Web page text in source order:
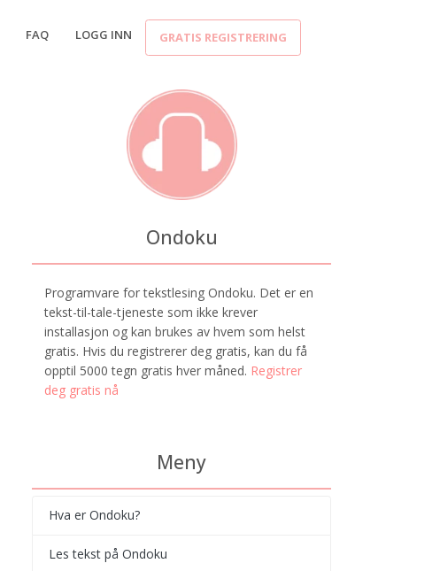
FAQ LOGG INN GRATIS REGISTRERING
Ondoku
Programvare for tekstlesing Ondoku. Det er en
tekst-til-tale-tjeneste som ikke krever
installasjon og kan brukes av hvem som helst
gratis. Hvis du registrerer deg gratis, kan du få
opptil 5000 tegn gratis hver måned. Registrer
deg gratis nå
Meny
Hva er Ondoku?
Les tekst på Ondoku